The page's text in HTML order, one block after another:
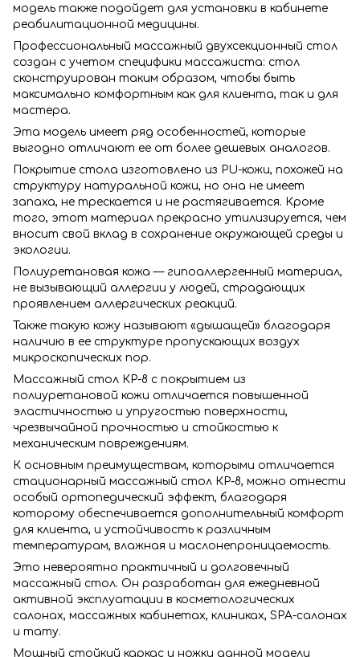
модель также подойдет для установки в кабинете
реабилитационной медицины.
Профессиональный массажный двухсекционный стол
создан с учетом специфики массажиста: стол
сконструирован таким образом, чтобы быть
максимально комфортным как для клиента, так и для
мастера.
Эта модель имеет ряд особенностей, которые
выгодно отличают ее от более дешевых аналогов.
Покрытие стола изготовлено из PU-кожи, похожей на
структуру натуральной кожи, но она не имеет
запаха, не трескается и не растягивается. Кроме
того, этот материал прекрасно утилизируется, чем
вносит свой вклад в сохранение окружающей среды и
экологии.
Полиуретановая кожа — гипоаллергенный материал,
не вызывающий аллергии у людей, страдающих
проявлением аллергических реакций.
Также такую кожу называют «дышащей» благодаря
наличию в ее структуре пропускающих воздух
микроскопических пор.
Массажный стол КР-8 с покрытием из
полиуретановой кожи отличается повышенной
эластичностью и упругостью поверхности,
чрезвычайной прочностью и стойкостью к
механическим повреждениям.
К основным преимуществам, которыми отличается
стационарный массажный стол КР-8, можно отнести
особый ортопедический эффект, благодаря
которому обеспечивается дополнительный комфорт
для клиента, и устойчивость к различным
температурам, влажная и маслонепроницаемость.
Это невероятно практичный и долговечный
массажный стол. Он разработан для ежедневной
активной эксплуатации в косметологических
салонах, массажных кабинетах, клиниках, SPA-салонах
и тату.
Мощный стойкий каркас и ножки данной модели